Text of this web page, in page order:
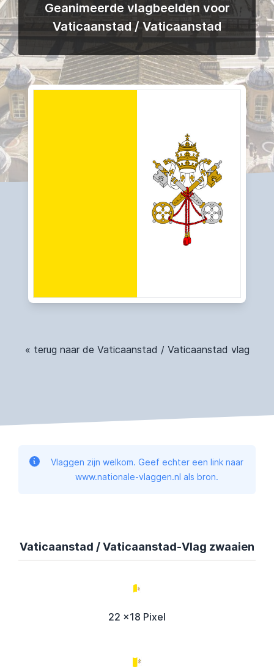
Geanimeerde vlagbeelden voor
Vaticaanstad / Vaticaanstad
« terug naar de Vaticaanstad / Vaticaanstad vlag
Vlaggen zijn welkom. Geef echter een link naar
www.nationale-vlaggen.nl als bron.
Vaticaanstad / Vaticaanstad-Vlag zwaaien
22 x18 Pixel